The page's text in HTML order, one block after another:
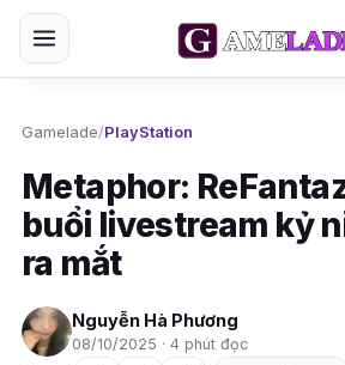
Gamelade/PlayStation
Metaphor:
buổi livestream kỷ
ra mắt
Nguyễn Hà Phương
08/10/2025 · 4 phút đọc